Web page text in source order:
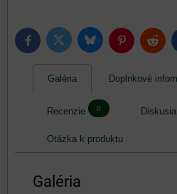
FacebookTwitter BlueskyPinterestReddit
Galéria Doplnkové
Recenzie 0 Diskusia
Otázka k produktu
Galéria